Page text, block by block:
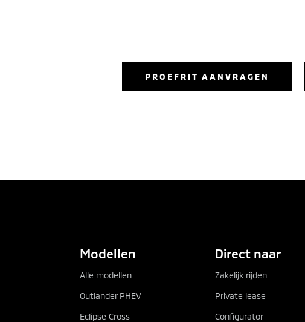
PROEFRIT AANVRAGEN
Modellen
Alle modellen
Outlander PHEV
Eclipse Cross
Direct naar
Zakelijk rijden
Private lease
Configurator